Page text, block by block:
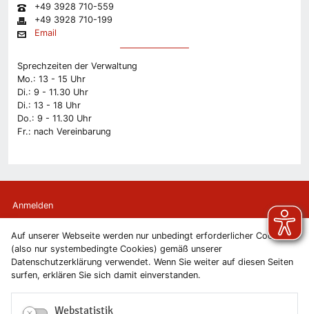
Auf unserer Webseite werden nur unbedingt erforderlicher Cookies
(also nur systembedingte Cookies) gemäß unserer
Datenschutzerklärung verwendet. Wenn Sie weiter auf diesen Seiten
surfen, erklären Sie sich damit einverstanden.
Webstatistik
+49 3928 710-559
+49 3928 710-199
Email
Sprechzeiten der Verwaltung
Mo.: 13 - 15 Uhr
Di.: 9 - 11.30 Uhr
Di.: 13 - 18 Uhr
Do.: 9 - 11.30 Uhr
Fr.: nach Vereinbarung
Anmelden
Kontakt
Newsletter